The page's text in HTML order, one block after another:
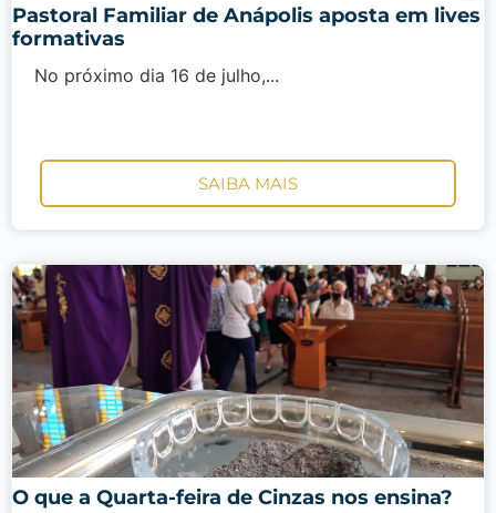
Pastoral Familiar de Anápolis aposta em lives
formativas
No próximo dia 16 de julho,...
SAIBA MAIS
O que a Quarta-feira de Cinzas nos ensina?